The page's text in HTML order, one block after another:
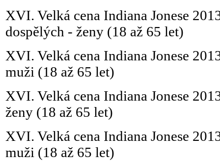
XVI. Velká cena Indiana Jonese
dospělých - ženy (18 až 65 let)
XVI. Velká cena Indiana Jonese
muži (18 až 65 let)
XVI. Velká cena Indiana Jonese
ženy (18 až 65 let)
XVI. Velká cena Indiana Jonese
muži (18 až 65 let)